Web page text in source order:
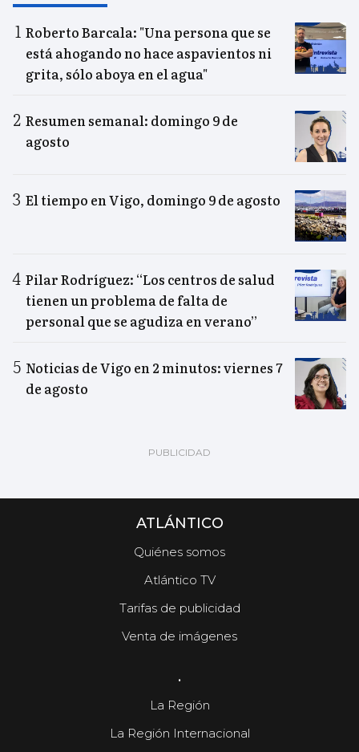
Roberto Barcala: "Una persona que se
está ahogando no hace aspavientos ni
grita, sólo aboya en el agua"
Resumen semanal: domingo 9 de
agosto
El tiempo en Vigo, domingo 9 de agosto
Pilar Rodríguez: “Los centros de salud
tienen un problema de falta de
personal que se agudiza en verano”
Noticias de Vigo en 2 minutos: viernes 7
de agosto
ATLÁNTICO
Quiénes somos
Atlántico TV
Tarifas de publicidad
Venta de imágenes
.
La Región
La Región Internacional